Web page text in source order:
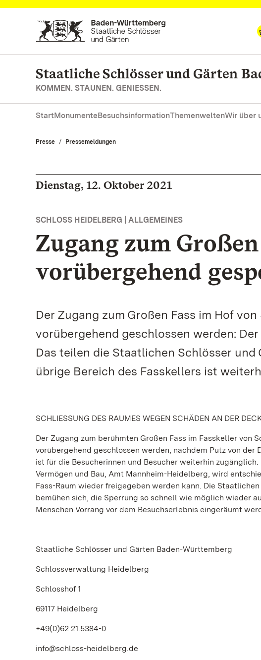
Zum Hauptinhalt springen
Staatliche Schlösser und Gärten
KOMMEN. STAUNEN. GENIESSEN.
StartMonumenteBesuchsinformationThemenweltenWir über
Presse Pressemeldungen
Dienstag, 12. Oktober 2021
SCHLOSS HEIDELBERG | ALLGEMEINES
Zugang zum
vorübergehend
Der Zugang zum Großen Fass im Hof
vorübergehend geschlossen werden:
Das teilen die Staatlichen Schlösser
übrige Bereich des Fasskellers ist
SCHLIESSUNG DES RAUMES WEGEN SCHÄDEN AN DER
Der Zugang zum berühmten Großen Fass im Fasskeller von
vorübergehend geschlossen werden, nachdem Putz von der
ist für die Besucherinnen und Besucher weiterhin
Vermögen und Bau, Amt Mannheim-Heidelberg, wird
Fass-Raum wieder freigegeben werden kann. Die
bemühen sich, die Sperrung so schnell wie möglich wieder
Menschen Vorrang vor dem Besuchserlebnis eingeräumt
Staatliche Schlösser und Gärten Baden-Württemberg
Schlossverwaltung Heidelberg
Schlosshof 1
69117 Heidelberg
+49(0)62 21.5384-0
info@schloss-heidelberg.de